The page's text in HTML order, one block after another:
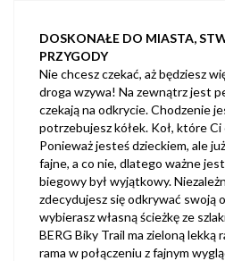
DOSKONAŁE DO MIASTA,
PRZYGODY
Nie chcesz czekać, aż będziesz
droga wzywa! Na zewnątrz jest
czekają na odkrycie. Chodzenie
potrzebujesz kółek. Koł, które
Ponieważ jesteś dzieckiem, ale
fajne, a co nie, dlatego ważne
biegowy był wyjątkowy.
zdecydujesz się odkrywać swoją
wybierasz własną ścieżkę ze
BERG Biky Trail ma zieloną lekką
rama w połączeniu z fajnym